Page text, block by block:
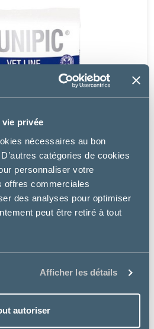
privée
nécessaires au bon
catégories de cookies
personnaliser votre
offres commerciales
des analyses pour optimiser
peut être retiré à tout
Afficher les détails
autoriser